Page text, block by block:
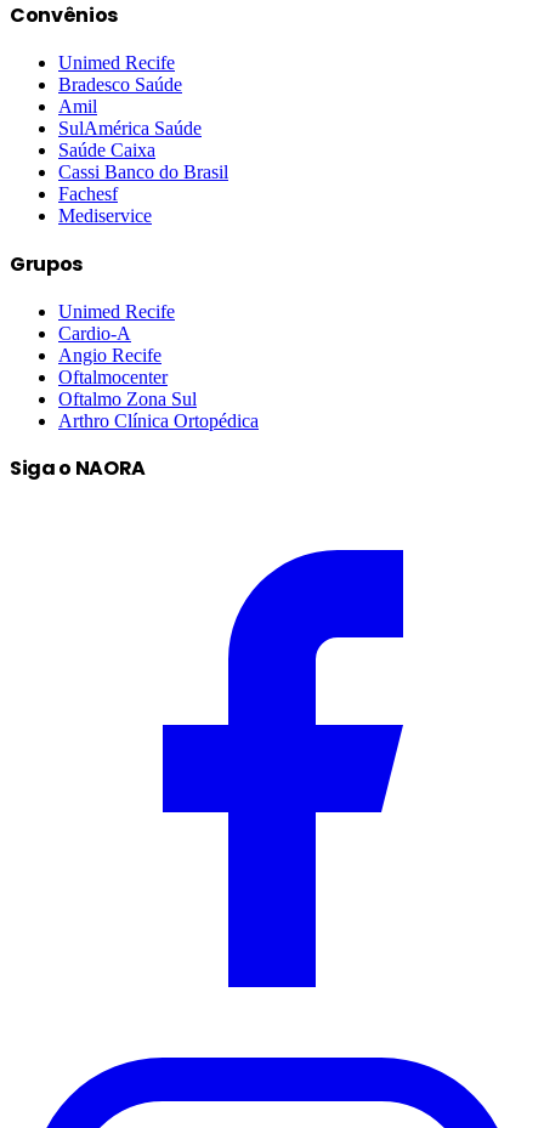
Convênios
Unimed Recife
Bradesco Saúde
Amil
SulAmérica Saúde
Saúde Caixa
Cassi Banco do Brasil
Fachesf
Mediservice
Grupos
Unimed Recife
Cardio-A
Angio Recife
Oftalmocenter
Oftalmo Zona Sul
Arthro Clínica Ortopédica
Siga o NAORA